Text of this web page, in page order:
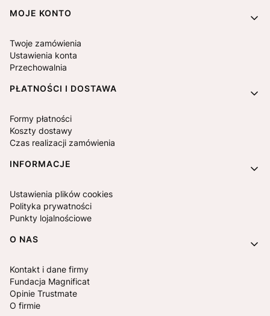
MOJE KONTO
Twoje zamówienia
Ustawienia konta
Przechowalnia
PŁATNOŚCI I DOSTAWA
Formy płatności
Koszty dostawy
Czas realizacji zamówienia
INFORMACJE
Ustawienia plików cookies
Polityka prywatności
Punkty lojalnościowe
O NAS
Kontakt i dane firmy
Fundacja Magnificat
Opinie Trustmate
O firmie